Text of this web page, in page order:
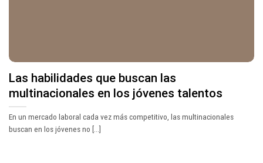
Las habilidades que buscan las
multinacionales en los jóvenes talentos
En un mercado laboral cada vez más competitivo, las multinacionales
buscan en los jóvenes no [...]